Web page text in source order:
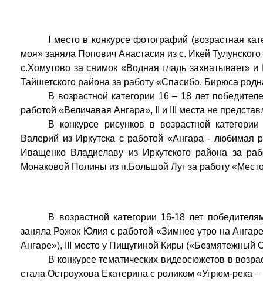
I место в конкурсе фотографий (возрастная
моя» заняла Попович Анастасия из с. Икей
с.Хомутово за снимок «Водная гладь захватывает»
Тайшетского района за работу «Спасибо, Бирюса
В возрастной категории 16 – 18 лет
работой «Величавая Ангара», II и III места не
В конкурсе рисунков в возрастной
Валерий из Иркутска с работой «Ангара - любимая
Иващенко Владиславу из Иркутского района за
Монаковой Полины из п.Большой Луг за работу
В возрастной категории 16-18 лет
заняла Рожок Юлия с работой «Зимнее утро на
Ангаре»), III место у Пищугиной Киры («Безмятежный
В конкурсе тематических видеосюжетов в
стала Остроухова Екатерина с роликом «Угрюм-река –